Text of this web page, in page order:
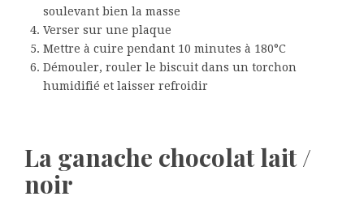
soulevant bien la masse
Verser sur une plaque
Mettre à cuire pendant 10 minutes à 180°C
Démouler, rouler le biscuit dans un torchon
humidifié et laisser refroidir
La ganache chocolat lait /
noir